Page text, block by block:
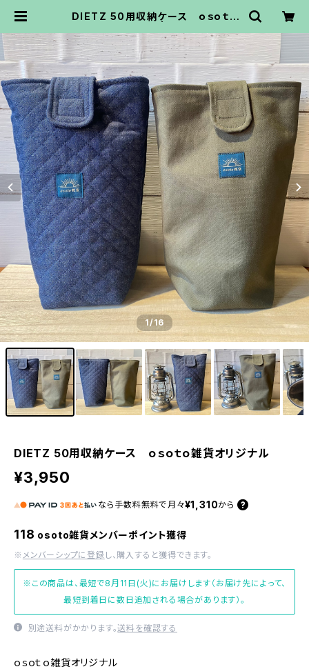
DIETZ 50用収納ケース ｏｓｏｔｏ
1/16
DIETZ 50用収納ケース ｏｓｏｔｏ雑貨オリジナル
¥3,950
なら 手数料無料で 月々¥1,310から
118 osoto雑貨メンバーポイント獲得
※ メンバーシップに登録 し、購入すると獲得できます。
※この商品は、最短で8月11日(火)にお届けします（お届け先によって、
最短到着日に数日追加される場合があります）。
別途送料がかかります。送料を確認する
ｏｓｏｔｏ雑貨オリジナル